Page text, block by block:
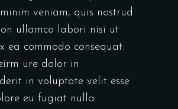
veniam, quis nostrud
ullamco labori nisi ut
ea commodo consequat.
ure dolor in
in voluptate velit esse
eu fugiat nulla